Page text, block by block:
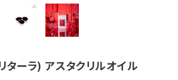
ーラ) アスタクリルオイル